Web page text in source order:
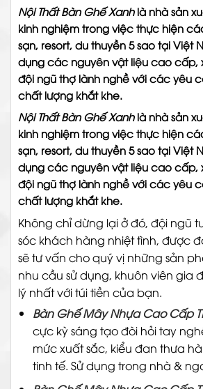
Nội Thất Bàn Ghế Xanhlà nhà sản
kinh nghiệm trong việc thực hiện
sạn, resort, du thuyền 5 sao tại Việt
dụng các nguyên vật liệu cao cấp,
đội ngũ thợ lành nghề với các yêu
chất lượng khắt khe.
Nội Thất Bàn Ghế Xanhlà nhà sản
kinh nghiệm trong việc thực hiện
sạn, resort, du thuyền 5 sao tại Việt
dụng các nguyên vật liệu cao cấp,
đội ngũ thợ lành nghề với các yêu
chất lượng khắt khe.
Không chỉ dừng lại ở đó, đội ngũ
sóc khách hàng nhiệt tình, được
sẽ tư vấn cho quý vị những sản
nhu cầu sử dụng, khuôn viên gia
lý nhất với túi tiền của bạn.
Bàn Ghế Mây Nhựa Cao Cấp
cực kỳ sáng tạo đòi hỏi tay
mức xuất sắc, kiểu đan thưa
tinh tế. Sử dụng trong nhà &